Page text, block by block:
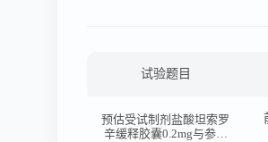
试验题目
预估受试制剂盐酸坦索罗
辛缓释胶囊0.2mg与参比